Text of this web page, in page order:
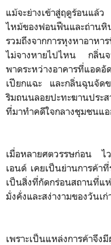
แม้จะย่างเข้าสู่ฤดูร้อนแล้
ไหม้ของฟอนฟืนและถ่านหิ
รวมถึงจากการหุงหาอาหา
ไม่จางหายไปไหน กลิ่นจ
พาดระหว่างอาคารที่แอด
เปียกแฉะ และกลิ่นฉุนจัด
ริมถนนลอยปะทะฆานปร
ที่มาทำคดีใจกลางชุมชนแ
เมื่อหลายศตวรรษก่อน ไ
เอนด์ เคยเป็นย่านการค้า
เป็นสิ่งที่กัดกร่อนสถานที่แ
มั่งคั่งและสง่างามของวันเ
เพราะเป็นแหล่งการค้าจึง